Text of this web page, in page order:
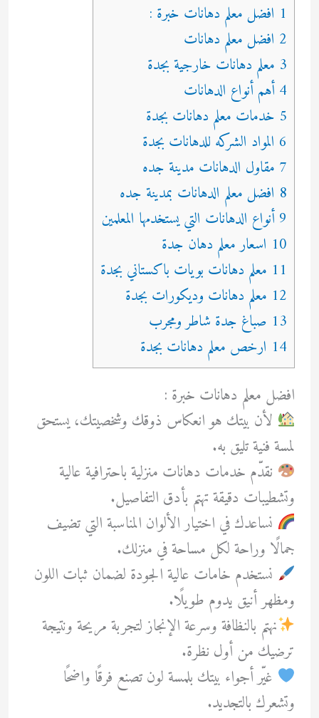
1 افضل معلم دهانات خبرة :
2 افضل معلم دهانات
3 معلم دهانات خارجية بجدة
4 أهم أنواع الدهانات
5 خدمات معلم دهانات بجدة
6 المواد الشركه للدهانات بجدة
7 مقاول الدهانات مدينة جده
8 افضل معلم الدهانات بمدينة جده
9 أنواع الدهانات التي يستخدمها المعلمين
10 اسعار معلم دهان جدة
11 معلم دهانات بويات باكستاني بجدة
12 معلم دهانات وديكورات بجدة
13 صباغ جدة شاطر ومجرب
14 ارخص معلم دهانات بجدة
افضل معلم دهانات خبرة :
لأن بيتك هو انعكاس ذوقك وشخصيتك، يستحق
لمسة فنية تليق به.
نقدّم خدمات دهانات منزلية باحترافية عالية
وتشطيبات دقيقة تهتم بأدق التفاصيل.
نساعدك في اختيار الألوان المناسبة التي تضيف
جمالًا وراحة لكل مساحة في منزلك.
نستخدم خامات عالية الجودة لضمان ثبات اللون
ومظهر أنيق يدوم طويلًا.
نهتم بالنظافة وسرعة الإنجاز لتجربة مريحة ونتيجة
ترضيك من أول نظرة.
غيّر أجواء بيتك بلمسة لون تصنع فرقًا واضحًا
وتشعرك بالتجديد.